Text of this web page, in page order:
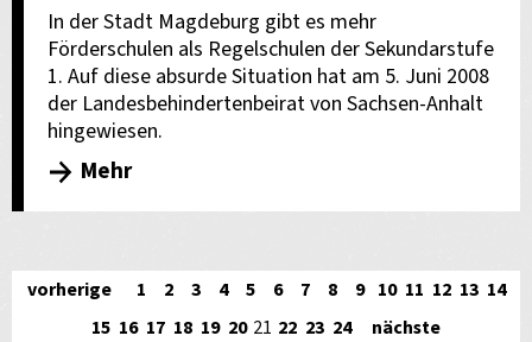
In der Stadt Magdeburg gibt es mehr
Förderschulen als Regelschulen der Sekundarstufe
1. Auf diese absurde Situation hat am 5. Juni 2008
der Landesbehindertenbeirat von Sachsen-Anhalt
hingewiesen.
Mehr
vorherige 1 2 3 4 5 6 7 8 9 10 11 12 13 14
15 16 17 18 19 20 21 22 23 24 nächste